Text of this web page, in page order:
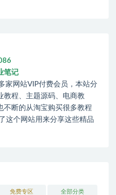
笔记
家网站VIP付费会员，本站分
教程、主题源码、电商教
不断的从淘宝购买很多教程
这个网站用来分享这些精品
免费专区 全部分类